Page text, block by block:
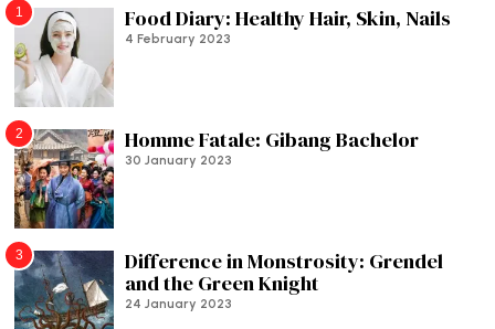
1 Food Diary: Healthy Hair, Skin, Nails
4 February 2023
2 Homme Fatale: Gibang Bachelor
30 January 2023
3
Difference in Monstrosity: Grendel
and the Green Knight
24 January 2023